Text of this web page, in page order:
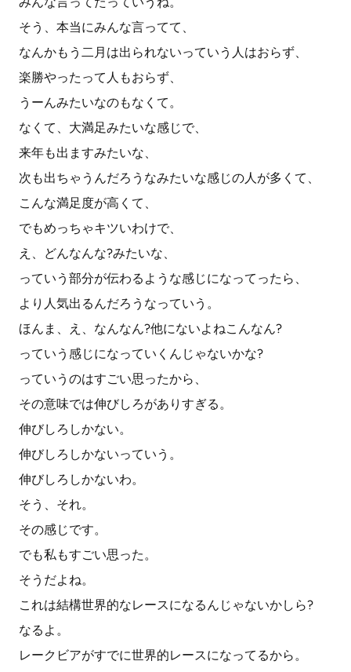
そう、本当にみんな言ってて、
なんかもう二月は出られないっていう人はおらず、
楽勝やったって人もおらず、
うーんみたいなのもなくて。
なくて、大満足みたいな感じで、
来年も出ますみたいな、
次も出ちゃうんだろうなみたいな感じの人が多くて、
こんな満足度が高くて、
でもめっちゃキツいわけで、
え、どんなんな?みたいな、
っていう部分が伝わるような感じになってったら、
より人気出るんだろうなっていう。
ほんま、え、なんなん?他にないよねこんなん?
っていう感じになっていくんじゃないかな?
っていうのはすごい思ったから、
その意味では伸びしろがありすぎる。
伸びしろしかない。
伸びしろしかないっていう。
伸びしろしかないわ。
そう、それ。
その感じです。
でも私もすごい思った。
そうだよね。
これは結構世界的なレースになるんじゃないかしら?
なるよ。
レークビアがすでに世界的レースになってるから。